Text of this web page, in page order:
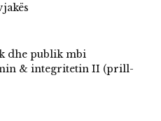
dhe publik mbi
& integritetin II (prill-